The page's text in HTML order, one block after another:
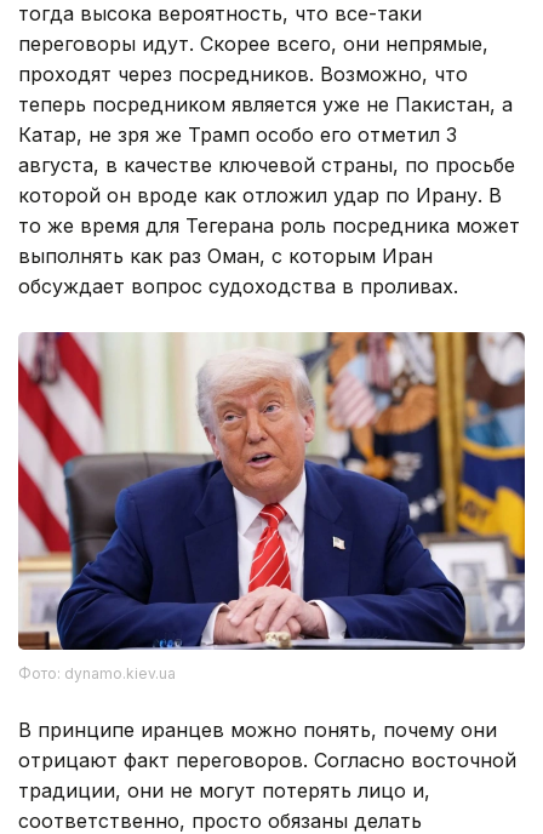
тогда высока вероятность, что все-таки
переговоры идут. Скорее всего, они непрямые,
проходят через посредников. Возможно, что
теперь посредником является уже не Пакистан, а
Катар, не зря же Трамп особо его отметил 3
августа, в качестве ключевой страны, по просьбе
которой он вроде как отложил удар по Ирану. В
то же время для Тегерана роль посредника может
выполнять как раз Оман, с которым Иран
обсуждает вопрос судоходства в проливах.
Фото: dynamo.kiev.ua
В принципе иранцев можно понять, почему они
отрицают факт переговоров. Согласно восточной
традиции, они не могут потерять лицо и,
соответственно, просто обязаны делать